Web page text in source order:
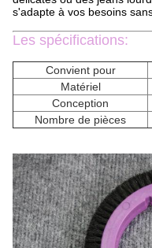
s'adapte à vos besoins
Les spécifications:
Convient pour
Matériel
Conception
Nombre de pièces